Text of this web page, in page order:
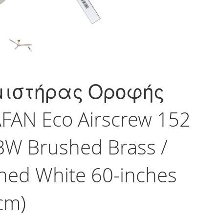
Οροφής
Eco Airscrew 152
Brushed Brass /
White 60-inches